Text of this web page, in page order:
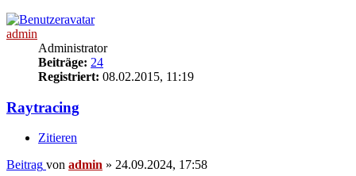
admin
Administrator
Beiträge: 24
Registriert: 08.02.2015, 11:19
Raytracing
Zitieren
Beitrag von admin » 24.09.2024, 17:58